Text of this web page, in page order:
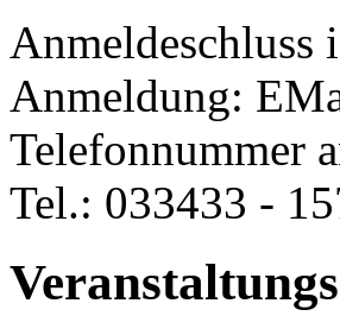
Anmeldeschluss
Anmeldung:
Telefonnummer
Tel.: 033433 -